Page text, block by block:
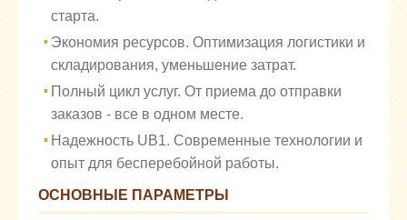
старта.
Экономия ресурсов. Оптимизация логистики и
складирования, уменьшение затрат.
Полный цикл услуг. От приема до отправки
заказов - все в одном месте.
Надежность UB1. Современные технологии и
опыт для бесперебойной работы.
ОСНОВНЫЕ ПАРАМЕТРЫ